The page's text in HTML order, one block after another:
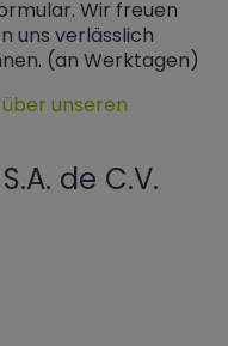
Wir freuen
uns verlässlich
(an Werktagen)
unseren
de C.V.